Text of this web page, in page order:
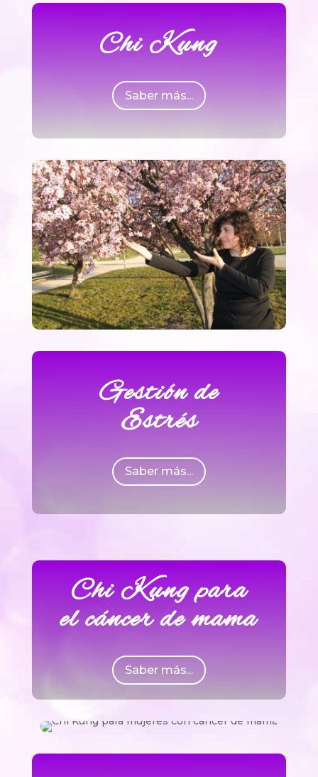
Chi Kung
Saber más...
Gestión de
Estrés
Saber más...
Chi Kung para
el cáncer de mama
Saber más...